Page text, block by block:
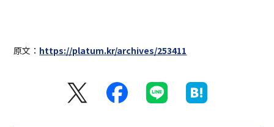
原文： https://platum.kr/archives/253411